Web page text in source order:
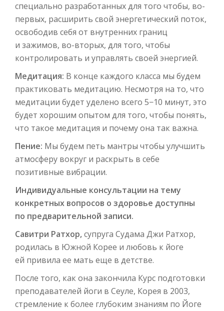
специально разработанных для того чтобы, во-
первых, расширить свой энергетический поток,
освободив себя от внутренних границ
и зажимов, во-вторых, для того, чтобы
контролировать и управлять своей энергией.
Медитация: В конце каждого класса мы будем
практиковать медитацию. Несмотря на то, что
медитации будет уделено всего 5−10 минут, это
будет хорошим опытом для того, чтобы понять,
что такое медитация и почему она так важна.
Пение: Мы будем петь мантры чтобы улучшить
атмосферу вокруг и раскрыть в себе
позитивные вибрации.
Индивидуальные консультации на тему
конкретных вопросов о здоровье доступны
по предварительной записи.
Савитри Ратхор,супруга Судама Джи Ратхор,
родилась в Южной Корее и любовь к йоге
ей привила ее мать еще в детстве.
После того, как она закончила Курс подготовки
преподавателей йоги в Сеуле, Корея в 2003,
стремление к более глубоким знаниям по Йоге